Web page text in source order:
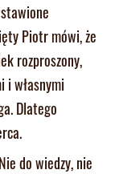
Piotr mówi, że
rozproszony,
i własnymi
Dlatego
do wiedzy, nie